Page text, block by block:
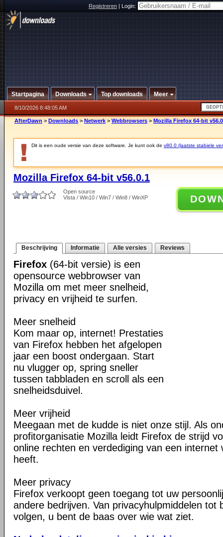
Registreren|Login:
Startpagina Downloads Top downloads Meer
8/10/2026 8:48:05 AM
AfterDawn > Downloads > Netwerk > Webbrowsers > Mozilla Firefox 64-bit
Dit is een oude versie van deze software. Je kunt ook de v80.0 (laatste stabiele
Mozilla Firefox 64-bit v56.0.1
Open source
Vista / Win10 / Win7 / Win8 / WinXP
Beschrijving Informatie Alle versies Reviews
Firefox (64-bit versie) is een
opensource webbrowser van
Mozilla om met meer snelheid,
privacy en vrijheid te surfen.
Meer snelheid
Kom maar op, internet! Prestaties
van Firefox hebben het afgelopen
jaar een boost ondergaan. Start
nu vlugger op, spring sneller
tussen tabbladen en scroll als een
snelheidsduivel.
Meer vrijheid
Meegaan met de kudde is niet onze stijl. Als
profitorganisatie Mozilla leidt Firefox de strijd
online rechten en verdediging van een internet
heeft.
Meer privacy
Firefox verkoopt geen toegang tot uw
andere bedrijven. Van privacyhulpmiddelen tot
volgen, u bent de baas over wie wat ziet.